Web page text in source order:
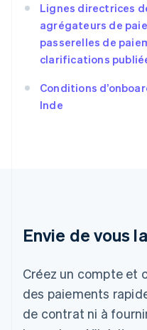
Lignes directrices
agrégateurs de
passerelles de
clarifications
Conditions
Inde
Envie de vous
Créez un compte et
des paiements
de contrat ni à
EnglishSvenska
France
English
English
English
Hongrie
日本語 English
English
Liechtenstein
Deutsch English
Lituanie
English